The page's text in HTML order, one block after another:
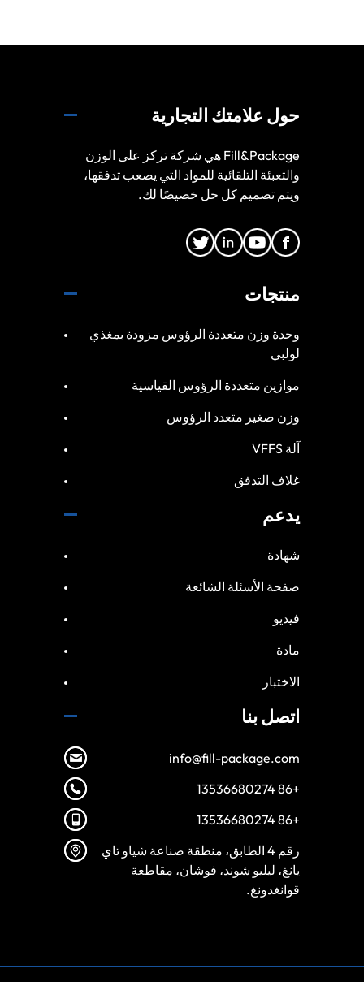
حول علامتك التجارية
Fill&Package هي شركة تركز على الوزن
والتعبئة التلقائية للمواد التي يصعب تدفقها،
ويتم تصميم كل حل خصيصًا لك.
منتجات
وحدة وزن متعددة الرؤوس مزودة بمغذي
لولبي
موازين متعددة الرؤوس القياسية
وزن صغير متعدد الرؤوس
آلة VFFS
غلاف التدفق
يدعم
شهادة
صفحة الأسئلة الشائعة
فيديو
مادة
الاختبار
اتصل بنا
info@fill-package.com
+86 13536680274
+86 13536680274
رقم 4 الطابق، منطقة صناعة شياو تاي
يانغ، ليليو شوند، فوشان، مقاطعة
قوانغدونغ.